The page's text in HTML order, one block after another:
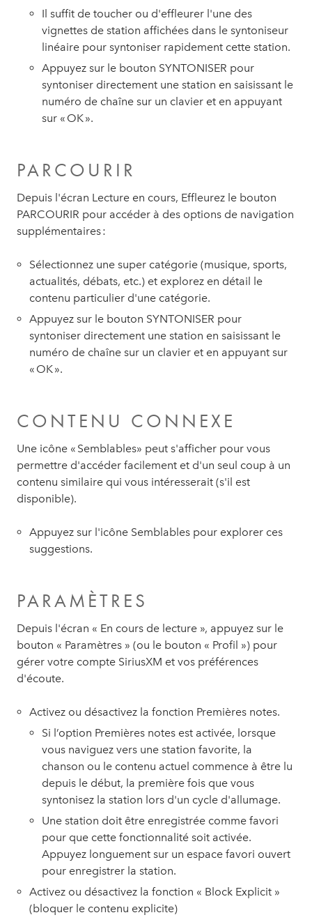
Il suffit de toucher ou d'effleurer l'une des
vignettes de station affichées dans le syntoniseur
linéaire pour syntoniser rapidement cette station.
Appuyez sur le bouton SYNTONISER pour
syntoniser directement une station en saisissant le
numéro de chaîne sur un clavier et en appuyant
sur « OK ».
PARCOURIR
Depuis l'écran Lecture en cours, Effleurez le bouton
PARCOURIR pour accéder à des options de navigation
supplémentaires :
Sélectionnez une super catégorie (musique, sports,
actualités, débats, etc.) et explorez en détail le
contenu particulier d'une catégorie.
Appuyez sur le bouton SYNTONISER pour
syntoniser directement une station en saisissant le
numéro de chaîne sur un clavier et en appuyant sur
« OK ».
CONTENU CONNEXE
Une icône « Semblables» peut s'afficher pour vous
permettre d'accéder facilement et d'un seul coup à un
contenu similaire qui vous intéresserait (s'il est
disponible).
Appuyez sur l'icône Semblables pour explorer ces
suggestions.
PARAMÈTRES
Depuis l'écran « En cours de lecture », appuyez sur le
bouton « Paramètres » (ou le bouton « Profil ») pour
gérer votre compte SiriusXM et vos préférences
d'écoute.
Activez ou désactivez la fonction Premières notes.
Si l’option Premières notes est activée, lorsque
vous naviguez vers une station favorite, la
chanson ou le contenu actuel commence à être lu
depuis le début, la première fois que vous
syntonisez la station lors d'un cycle d'allumage.
Une station doit être enregistrée comme favori
pour que cette fonctionnalité soit activée.
Appuyez longuement sur un espace favori ouvert
pour enregistrer la station.
Activez ou désactivez la fonction « Block Explicit »
(bloquer le contenu explicite)